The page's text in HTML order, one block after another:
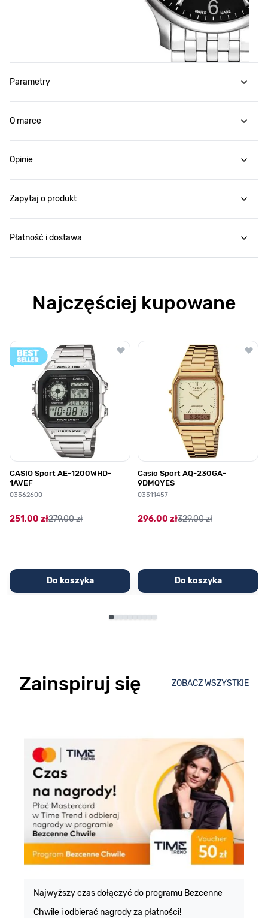
Parametry
O marce
Opinie
Zapytaj o produkt
Płatność i dostawa
Najczęściej kupowane
Poruszanie się po elementach karuzeli jest możliwe za pomocą
Naciśnij, aby pominąć karuzelę
Naciśnij, aby przejść do nawigacji karuzeli
CASIO Sport AE-1200WHD-
1AVEF
03362600
251,00 zł279,00 zł
Do koszyka
Casio Sport AQ-230GA-
9DMQYES
03311457
296,00 zł329,00 zł
Do koszyka
Zainspiruj się ZOBACZ WSZYSTKIE
Najwyższy czas dołączyć do programu Bezcenne
Chwile i odbierać nagrody za płatności!